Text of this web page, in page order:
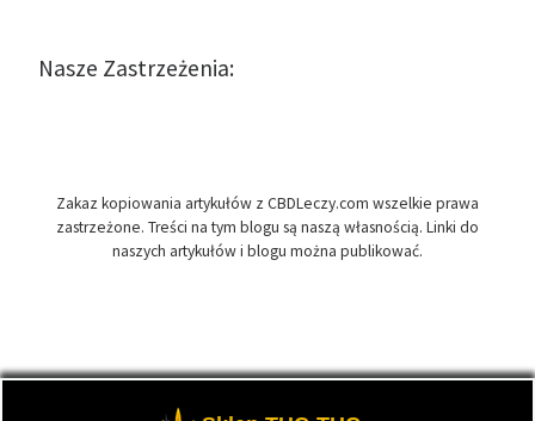
Nasze Zastrzeżenia:
Zakaz kopiowania artykułów z CBDLeczy.com wszelkie prawa
zastrzeżone. Treści na tym blogu są naszą własnością. Linki do
naszych artykułów i blogu można publikować.
CBDLeczy.com – Wszelkie prawa zastrzeżone